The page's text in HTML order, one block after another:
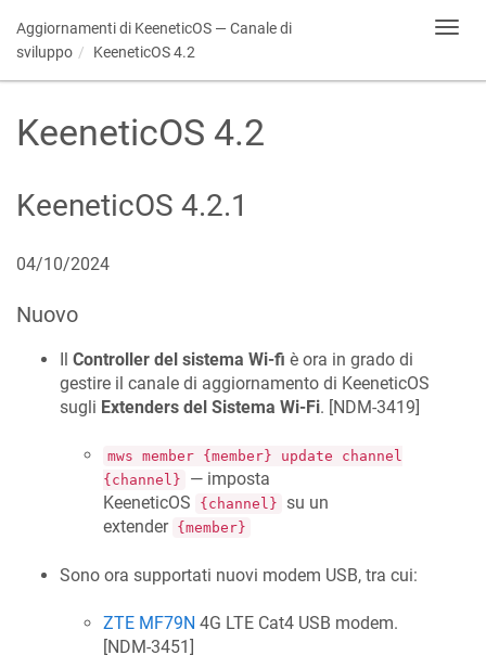
Aggiornamenti di KeeneticOS — Canale di
sviluppo
KeeneticOS4.2
KeeneticOS 4.2
KeeneticOS 4.2.1
04/10/2024
Nuovo
Il Controller del sistema Wi-fi è ora in grado di
gestire il canale di aggiornamento di KeeneticOS
sugli Extenders del Sistema Wi-Fi. [NDM-3419]
mws member {member} update channel
{channel}
— imposta
KeeneticOS
{channel} su un
extender {member}
Sono ora supportati nuovi modem USB, tra cui:
ZTE MF79N 4G LTE Cat4 USB modem.
[NDM-3451 ]